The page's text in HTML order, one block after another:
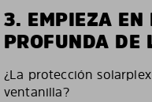
3. EMPIEZA EN
PROFUNDA DE
¿La protección
ventanilla?